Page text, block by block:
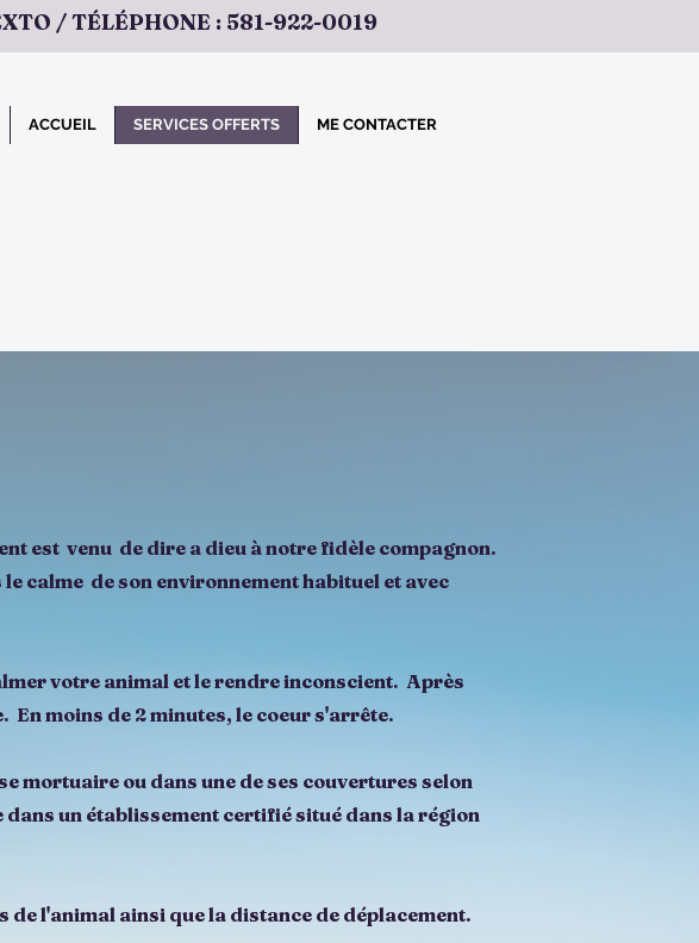
/ TÉLÉPHONE : 581-922-0019
ACCUEIL SERVICES OFFERTS ME CONTACTER
est venu de dire a dieu à notre fidèle compagnon.
calme de son environnement habituel et avec
votre animal et le rendre inconscient. Après
En moins de 2 minutes, le coeur s'arrête.
mortuaire ou dans une de ses couvertures selon
un établissement certifié situé dans la région
l'animal ainsi que la distance de déplacement.